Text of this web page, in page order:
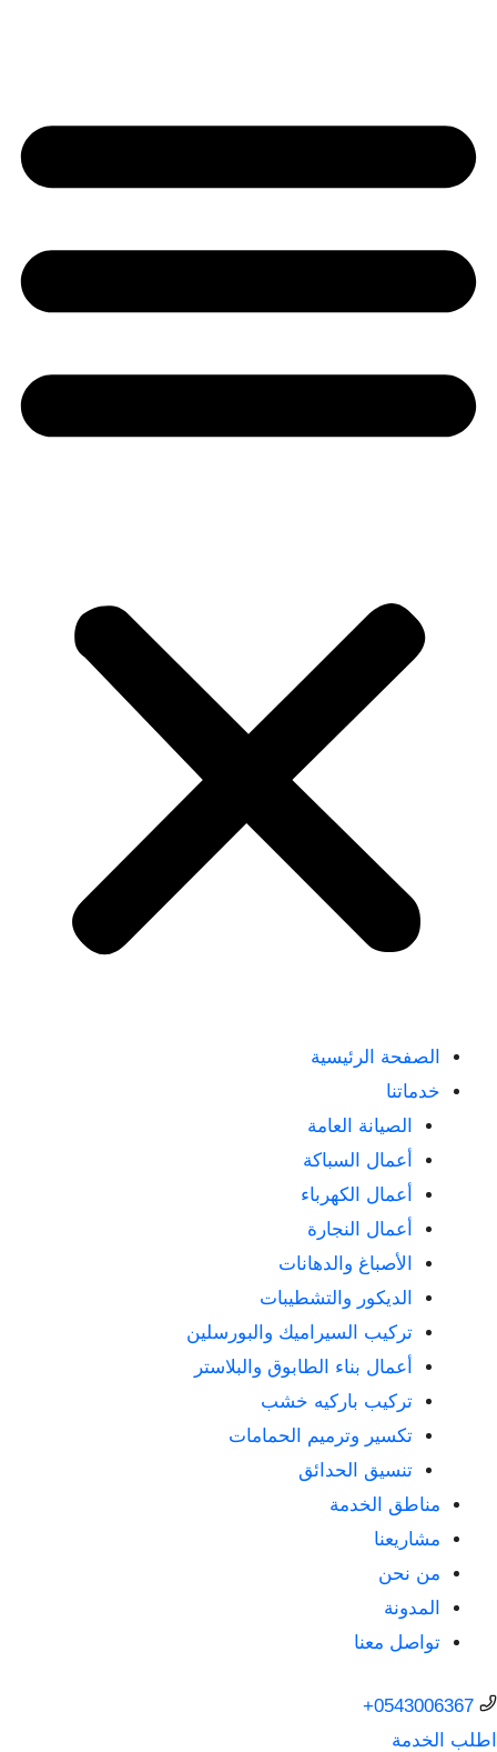
الصفحة الرئيسية
خدماتنا
الصيانة العامة
أعمال السباكة
أعمال الكهرباء
أعمال النجارة
الأصباغ والدهانات
الديكور والتشطيبات
تركيب السيراميك والبورسلين
أعمال بناء الطابوق والبلاستر
تركيب باركيه خشب
تكسير وترميم الحمامات
تنسيق الحدائق
مناطق الخدمة
مشاريعنا
من نحن
المدونة
تواصل معنا
0543006367+
اطلب الخدمة